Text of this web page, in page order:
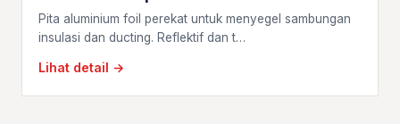
Pita aluminium foil perekat untuk menyegel sambungan
insulasi dan ducting. Reflektif dan t…
Lihat detail →